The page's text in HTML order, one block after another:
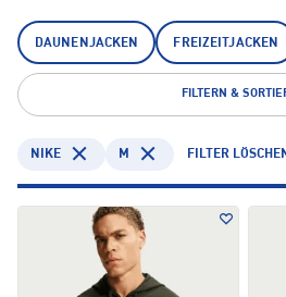
DAUNENJACKEN FREIZEITJACKEN
FILTERN &
NIKE M FILTER LÖSCHEN